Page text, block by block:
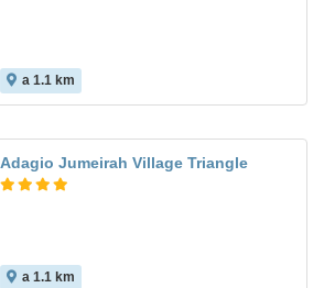
a 1.1 km
Adagio Jumeirah Village Triangle
a 1.1 km